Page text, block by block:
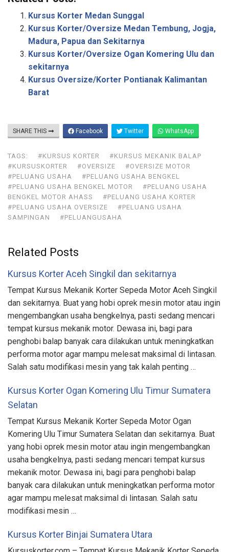
a
r
e
Kursus Korter Medan Sunggal
Kursus Korter/Oversize Medan Tembung, Jogja,
Madura, Papua dan Sekitarnya
Kursus Korter/Oversize Ogan Komering Ulu dan
sekitarnya
Kursus Oversize/Korter Pontianak Kalimantan
Barat
SHARE THIS Facebook Twitter WhatsApp
TAGS: #KURSUS KORTER
#KURSUS MEKANIK BALAP
#KURSUSKORTER
#OVERSIZE
#OVERSIZE MOTOR
#PELUANG USAHA
#PELUANG USAHA BENGKEL
#PELUANG USAHA BENGKEL MOTOR
#PELUANG USAHA
BENGKEL MOTOR AHASS
#PELUANG USAHA KORTER
#PELUANG USAHA OVERSIZE
#PELUANG USAHA
SAMPINGAN
#PELUANGUSAHA
Related Posts
Kursus Korter Aceh Singkil dan sekitarnya
Tempat Kursus Mekanik Korter Sepeda Motor Aceh Singkil
dan sekitarnya. Buat yang hobi oprek mesin motor atau ingin
mengembangkan usaha bengkelnya, pasti sedang mencari
tempat kursus mekanik motor. Dewasa ini, bagi para
penghobi balap banyak cara dilakukan untuk meningkatkan
performa motor agar mampu melesat maksimal di lintasan.
Salah satu modifikasi mesin yang tak kalah penting …
Kursus Korter Ogan Komering Ulu Timur Sumatera
Selatan
Tempat Kursus Mekanik Korter Sepeda Motor Ogan
Komering Ulu Timur Sumatera Selatan dan sekitarnya. Buat
yang hobi oprek mesin motor atau ingin mengembangkan
usaha bengkelnya, pasti sedang mencari tempat kursus
mekanik motor. Dewasa ini, bagi para penghobi balap
banyak cara dilakukan untuk meningkatkan performa motor
agar mampu melesat maksimal di lintasan. Salah satu
modifikasi mesin …
Kursus Korter Binjai Sumatera Utara